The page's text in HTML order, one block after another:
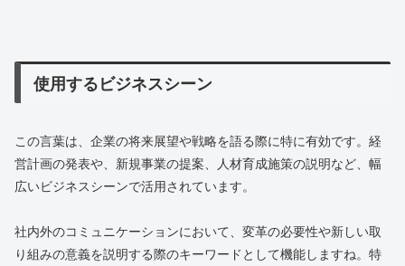
使用するビジネスシーン
この言葉は、企業の将来展望や戦略を語る際に特に有効です。経
営計画の発表や、新規事業の提案、人材育成施策の説明など、幅
広いビジネスシーンで活用されています。
社内外のコミュニケーションにおいて、変革の必要性や新しい取
り組みの意義を説明する際のキーワードとして機能しますね。特